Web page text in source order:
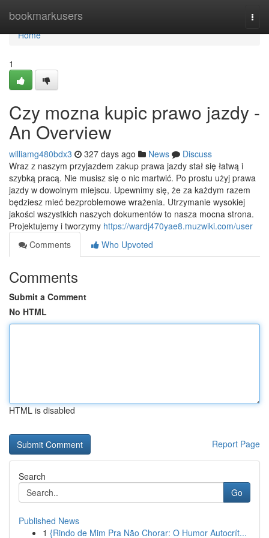
bookmarkusers
Home
Home
1
Czy mozna kupic prawo jazdy -
An Overview
williamg480bdx3 327 days ago News
Discuss
Wraz z naszym przyjazdem zakup prawa jazdy stał się łatwą i
szybką pracą. Nie musisz się o nic martwić. Po prostu użyj prawa
jazdy w dowolnym miejscu. Upewnimy się, że za każdym razem
będziesz mieć bezproblemowe wrażenia. Utrzymanie wysokiej
jakości wszystkich naszych dokumentów to nasza mocna strona.
Projektujemy i tworzymy https://wardj470yae8.muzwiki.com/user
Comments
Who Upvoted
Comments
Submit a Comment
No HTML
HTML is disabled
Report Page
Search
Go
Published News
1 {Rindo de Mim Pra Não Chorar: O Humor Autocrít...